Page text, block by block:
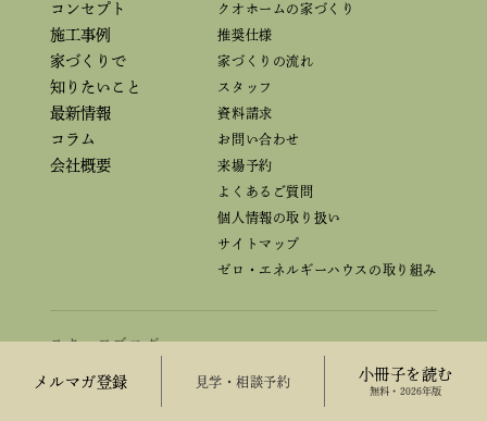
メルマガ登録 来場予約 小冊子を読む
無料・2026年版
コンセプト
施工事例
家づくりで
知りたいこと
最新情報
コラム
会社概要
クオホームの家づくり
推奨仕様
家づくりの流れ
スタッフ
資料請求
お問い合わせ
来場予約
よくあるご質問
個人情報の取り扱い
サイトマップ
ゼロ・エネルギーハウスの取り組み
スタッフブログ
本田準一の「ここだけの話」